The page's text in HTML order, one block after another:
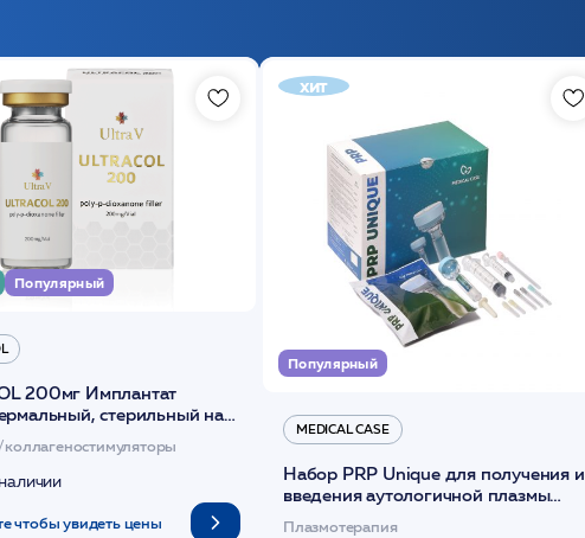
Популярный
200мг Имплантат
стерильный на
/ULTRACOL
чтобы увидеть цены
хит
Популярный
MEDICAL CASE
Набор PRP Unique для получения и
введения аутологичной плазмы
(саше 1шт)/Medical Case
Плазмотерапия